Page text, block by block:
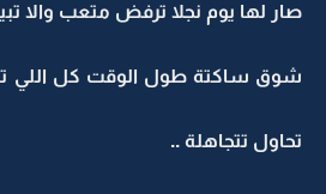
صار لها يوم نجلا ترفض متعب والا
شوق ساكتة طول الوقت كل اللي
تحاول تتجاهلة ..